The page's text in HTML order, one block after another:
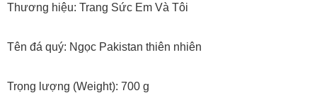
Thương hiệu: Trang Sức Em Và Tôi
Tên đá quý: Ngọc Pakistan thiên nhiên
Trọng lượng (Weight): 700 g